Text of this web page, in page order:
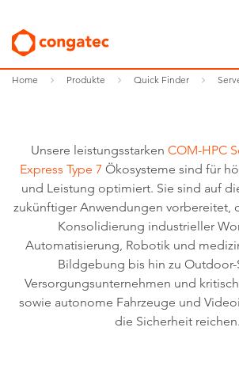
Home Produkte Quick Finder
Unsere leistungsstarken COM-HPC
Express Type 7 Ökosysteme sind für
und Leistung optimiert. Sie sind auf
zukünftiger Anwendungen vorbereitet,
Konsolidierung industrieller
Automatisierung, Robotik und
Bildgebung bis hin zu Outdoor-
Versorgungsunternehmen und
sowie autonome Fahrzeuge und
die Sicherheit reichen.